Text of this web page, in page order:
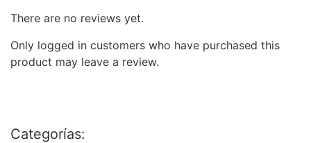
There are no reviews yet.
Only logged in customers who have purchased this
product may leave a review.
Categorías: